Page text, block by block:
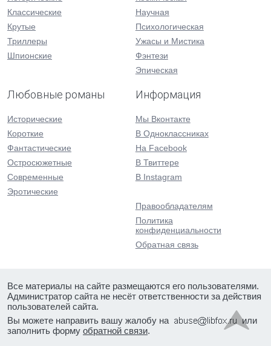
Классические
Крутые
Триллеры
Шпионские
Научная
Психологическая
Ужасы и Мистика
Фэнтези
Эпическая
Любовные романы
Исторические
Короткие
Фантастические
Остросюжетные
Современные
Эротические
Информация
Мы Вконтакте
В Одноклассниках
На Facebook
В Твиттере
В Instagram
Правообладателям
Политика
конфиденциальности
Обратная связь
Все материалы на сайте размещаются его пользователями.
Администратор сайта не несёт ответственности за действия
пользователей сайта.
Вы можете направить вашу жалобу на
или
заполнить форму обратной связи.